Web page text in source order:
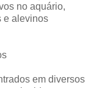
no aquário,
e alevinos
em diversos